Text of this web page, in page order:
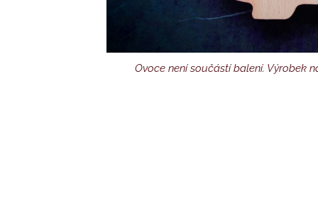
Ovoce není součástí balení. Výrobek
Výrobek na fotografii je